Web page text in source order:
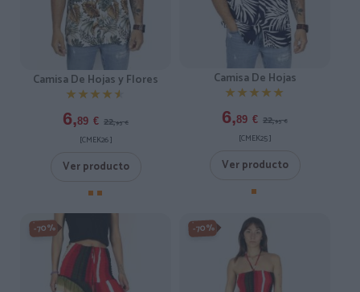
Camisa De Hojas y Flores
★★★★★
★★★★★
6,89 € 22,95 €
[CMEK26 ]
Ver producto
Camisa De Hojas
★★★★★
★★★★★
6,89 € 22,95 €
[CMEK25 ]
Ver producto
-70% -70%